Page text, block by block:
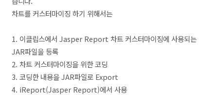
차트를 커스터마이징 하기 위해서는
1. 이클립스에서 Jasper Report 차트 커스터마이징에 사용되는
JAR파일을 등록
2. 차트 커스터마이징을 위한 코딩
3. 코딩한 내용을 JAR파일로 Export
4. iReport(Jasper Report)에서 사용